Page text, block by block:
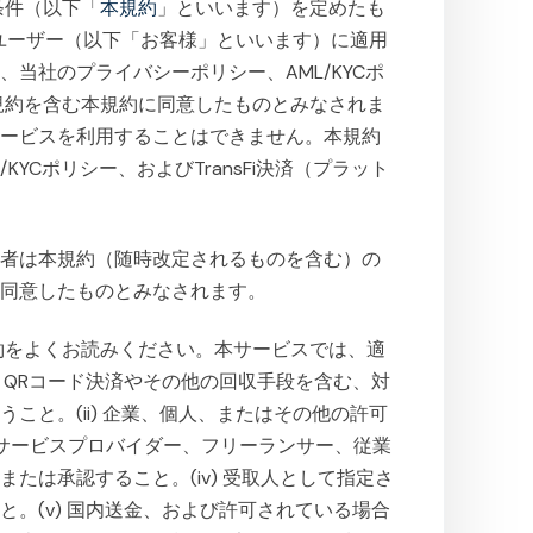
（以下「本規約 」といいます）を定めたも
ザー（以下「お客様」といいます）に適用
当社のプライバシーポリシー、AML/KYCポ
を含む本規約に同意したものとみなされま
ビスを利用することはできません。本規約
ポリシー、およびTransFi決済（プラット
は本規約（随時改定されるものを含む）の
意したものとみなされます。
よくお読みください。本サービスでは、適
コード決済やその他の回収手段を含む、対
こと。(ii) 企業、個人、またはその他の許可
ビスプロバイダー、フリーランサー、従業
たは承認すること。(iv) 受取人として指定さ
。(v) 国内送金、および許可されている場合